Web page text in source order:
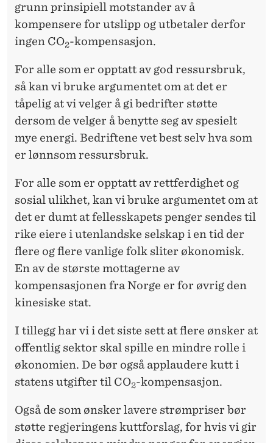
grunn prinsipiell motstander av å
kompensere for utslipp og utbetaler derfor
ingen CO2-kompensasjon.
For alle som er opptatt av god ressursbruk,
så kan vi bruke argumentet om at det er
tåpelig at vi velger å gi bedrifter støtte
dersom de velger å benytte seg av spesielt
mye energi. Bedriftene vet best selv hva som
er lønnsom ressursbruk.
For alle som er opptatt av rettferdighet og
sosial ulikhet, kan vi bruke argumentet om at
det er dumt at fellesskapets penger sendes til
rike eiere i utenlandske selskap i en tid der
flere og flere vanlige folk sliter økonomisk.
En av de største mottagerne av
kompensasjonen fra Norge er for øvrig den
kinesiske stat.
I tillegg har vi i det siste sett at flere ønsker at
offentlig sektor skal spille en mindre rolle i
økonomien. De bør også applaudere kutt i
statens utgifter til CO2-kompensasjon.
Også de som ønsker lavere strømpriser bør
støtte regjeringens kuttforslag, for hvis vi gir